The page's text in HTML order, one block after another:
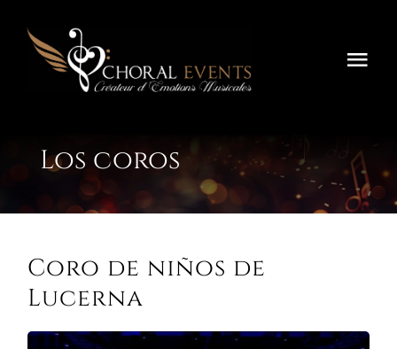
contenido
Festivals
Concours
Tournées
Los coros
Coro de niños de
Lucerna